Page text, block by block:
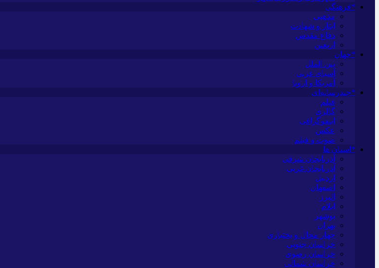
*فرهنگی
مذهبی
ایثار و شهادت
دفاع مقدس
اربعین
*جهان
بین الملل
آسیای غربی
آمریکا و اروپا
*چندرسانه‌ای
فیلم
گالری
اینفوگرافی
عکس
صوت و فیلم
*استان ها
آذربایجان شرقی
آذربایجان غربی
اردبیل
اصفهان
البرز
ایلام
بوشهر
تهران
چهار محال و بختیاری
خراسان جنوبی
خراسان رضوی
خراسان شمالی